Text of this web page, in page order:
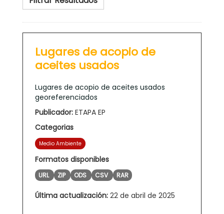
Lugares de acopio de
aceites usados
Lugares de acopio de aceites usados
georeferenciados
Publicador: ETAPA EP
Categorias
Medio Ambiente
Formatos disponibles
URL ZIP ODS CSV RAR
Última actualización: 22 de abril de 2025